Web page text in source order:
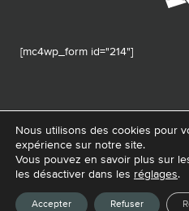
[mc4wp_form id="214"]
© 2026 Tous droits réservés -
Conception Web :
Nous utilisons des cookies pour
expérience sur notre site.
Vous pouvez en savoir plus sur
les désactiver dans les réglages.
Accepter Refuser